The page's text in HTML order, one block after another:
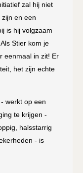
zal hij niet
en een
is hij volgzaam
Stier kom je
eenmaal in zit! Er
het zijn echte
werkt op een
te krijgen -
halsstarrig
- is